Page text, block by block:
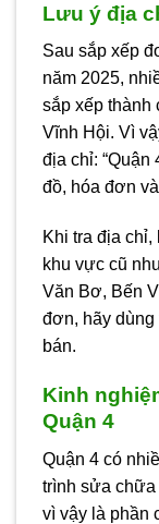
Lưu ý địa
Sau sắp xếp
năm 2025,
sắp xếp
Vĩnh Hội. Vì
địa chỉ: “Quận
đồ, hóa đơn
Khi tra địa
khu vực cũ
Văn Bơ, Bến
đơn, hãy dùng
bán.
Kinh
Quận 4
Quận 4 có
trình sửa chữa
vì vậy là phần